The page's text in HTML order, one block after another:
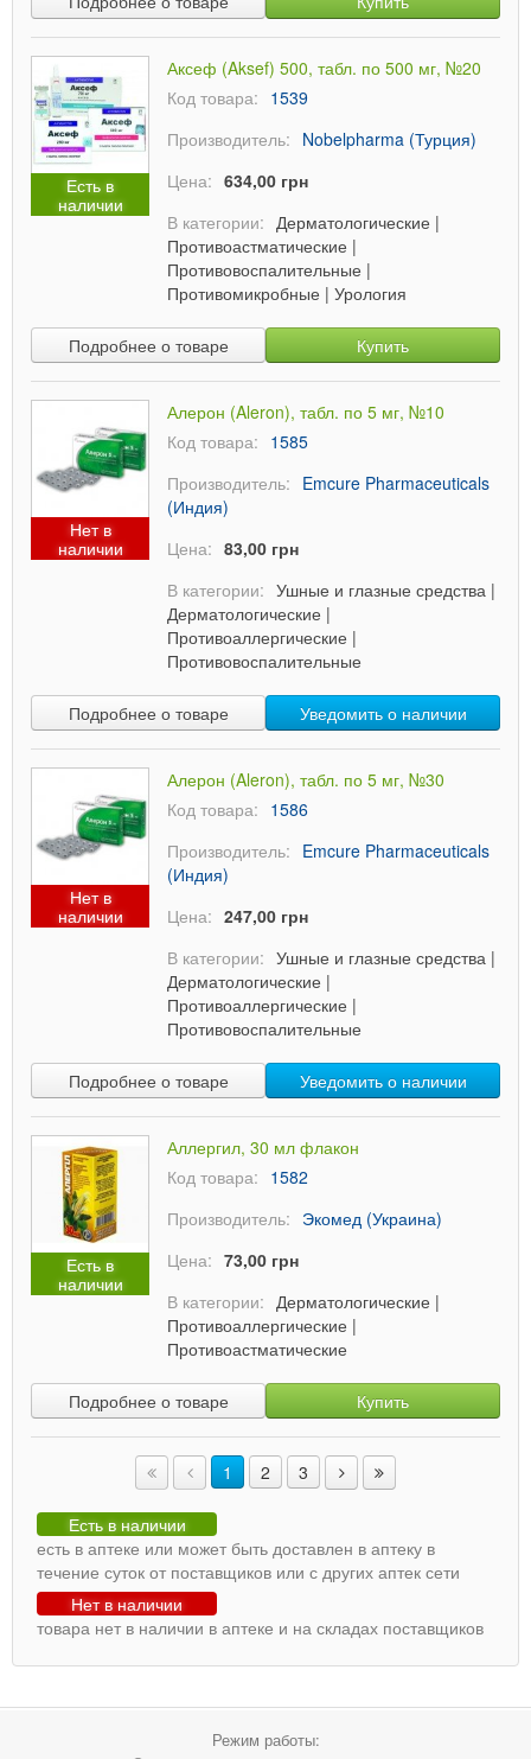
Есть в
наличии
Аксеф (Aksef) 500, табл. по 500 мг, №20
Код товара: 1539
Производитель: Nobelpharma (Турция)
Цена: 634,00 грн
В категории: Дерматологические |
Противоастматические |
Противовоспалительные |
Противомикробные | Урология
Подробнее о товаре Купить
Нет в
наличии
Алерон (Aleron), табл. по 5 мг, №10
Код товара: 1585
Производитель: Emcure Pharmaceuticals
(Индия)
Цена: 83,00 грн
В категории: Ушные и глазные средства |
Дерматологические |
Противоаллергические |
Противовоспалительные
Подробнее о товаре Уведомить о наличии
Нет в
наличии
Алерон (Aleron), табл. по 5 мг, №30
Код товара: 1586
Производитель: Emcure Pharmaceuticals
(Индия)
Цена: 247,00 грн
В категории: Ушные и глазные средства |
Дерматологические |
Противоаллергические |
Противовоспалительные
Подробнее о товаре Уведомить о наличии
Есть в
наличии
Аллергил, 30 мл флакон
Код товара: 1582
Производитель: Экомед (Украина)
Цена: 73,00 грн
В категории: Дерматологические |
Противоаллергические |
Противоастматические
Подробнее о товаре Купить
1 2 3
Есть в наличии
есть в аптеке или может быть доставлен в аптеку в
течение суток от поставщиков или с других аптек сети
Нет в наличии
товара нет в наличии в аптеке и на складах поставщиков
Режим работы: